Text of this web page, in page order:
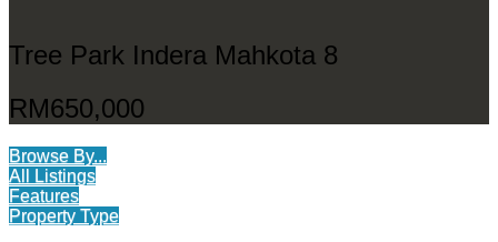
Tree Park Indera Mahkota 8
RM650,000
Browse By...
All Listings
Features
Property Type